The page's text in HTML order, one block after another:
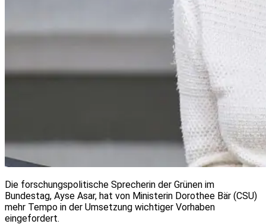
Die forschungspolitische Sprecherin der Grünen im
Bundestag, Ayse Asar, hat von Ministerin Dorothee Bär (CSU)
mehr Tempo in der Umsetzung wichtiger Vorhaben
eingefordert.